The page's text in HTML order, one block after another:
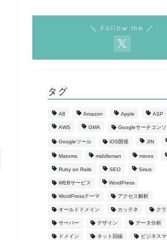
＼ Follow me ／
タグ
A8 Amazon Apple ASP
AWS GMA Googleサーチコン
Googleツール iOS開発 JIN
Matomo middleman mineo
Ruby on Rails SEO Sirius
WEBサービス WordPress
WordPressテーマ アクセス解析
オールドドメイン カッテネ ク
サーバー デザイン データ分析
ドメイン ネット回線 ビジネス